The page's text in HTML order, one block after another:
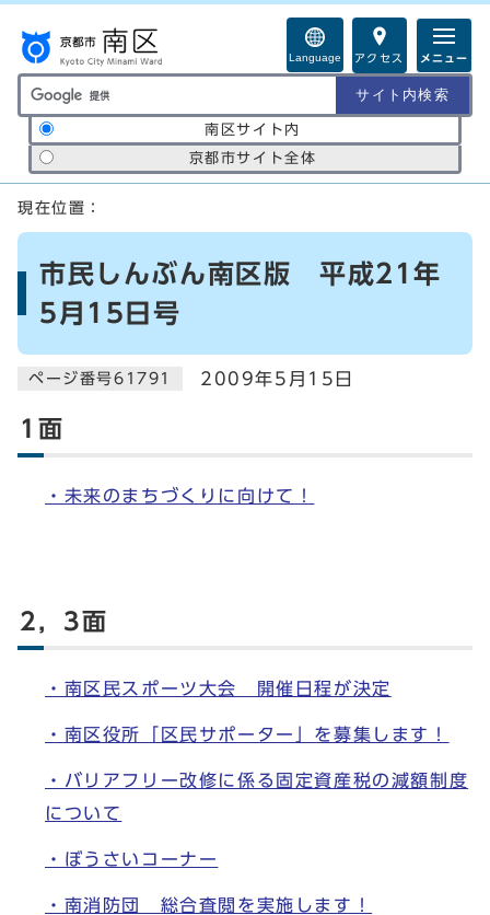
Language アクセス メニュー
サイト内検索の範囲
南区サイト内
京都市サイト全体
ここから本文です
現在位置：
市民しんぶん南区版 平成21年
5月15日号
ページ番号61791 2009年5月15日
1面
・未来のまちづくりに向けて！
2，3面
・南区民スポーツ大会 開催日程が決定
・南区役所「区民サポーター」を募集します！
・バリアフリー改修に係る固定資産税の減額制度
について
・ぼうさいコーナー
・南消防団 総合査閲を実施します！